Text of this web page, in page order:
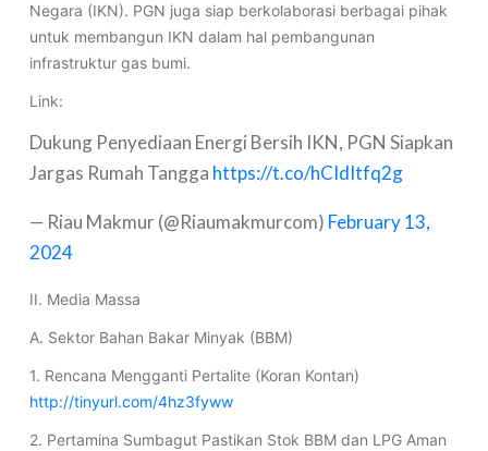
Negara (IKN). PGN juga siap berkolaborasi berbagai pihak
untuk membangun IKN dalam hal pembangunan
infrastruktur gas bumi.
Link:
Dukung Penyediaan Energi Bersih IKN, PGN Siapkan
Jargas Rumah Tangga https://t.co/hCIdItfq2g
— Riau Makmur (@Riaumakmurcom) February 13,
2024
II. Media Massa
A. Sektor Bahan Bakar Minyak (BBM)
1. Rencana Mengganti Pertalite (Koran Kontan)
http://tinyurl.com/4hz3fyww
2. Pertamina Sumbagut Pastikan Stok BBM dan LPG Aman